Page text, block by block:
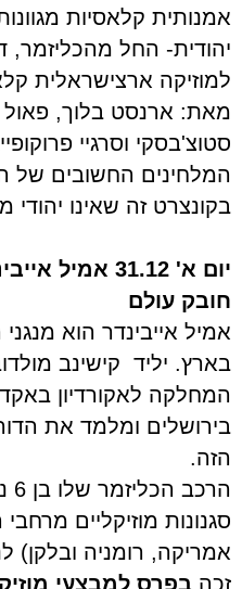
אמנותית קלאסיות
יהודית- החל מהכליזמר,
למוזיקה ארצישראלית
מאת: ארנסט בלוך, פאול
סטוצ'בסקי וסרגיי
בקונצרט זה שאינו יהודי
יום א' 31.12 אמיל
חובק עולם
אמיל אייבינדר הוא מנגני
בארץ. יליד קישינב
המחלקה לאקורדיון
בירושלים ומלמד את
הזה.
סגנונות מוזיקליים
אמריקה, רומניה ובלקן)
זכה בפרס למבצעי